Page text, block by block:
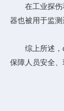
在工业探伤和
器也被用于监
综上所述，αβ
保障人员安全、